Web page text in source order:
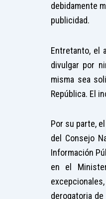
debidamente
publicidad.
Entretanto, el
divulgar por
misma sea
República. El
Por su parte,
del Consejo
Información
en el
derogatoria